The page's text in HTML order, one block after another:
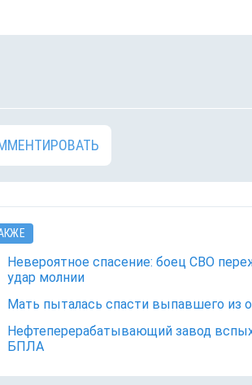
Невероятное спасение: боец СВО
удар молнии
Мать пыталась спасти выпавшего из
Нефтеперерабатывающий завод
БПЛА